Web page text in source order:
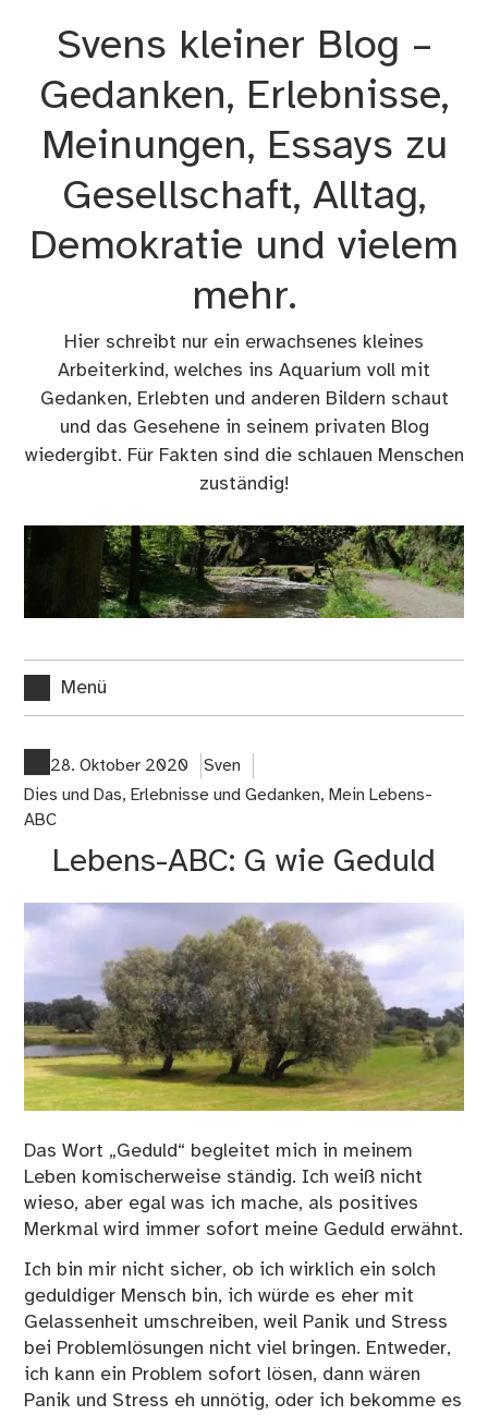
Svens kleiner Blog –
Gedanken, Erlebnisse,
Meinungen, Essays zu
Gesellschaft, Alltag,
Demokratie und vielem
mehr.
Hier schreibt nur ein erwachsenes kleines
Arbeiterkind, welches ins Aquarium voll mit
Gedanken, Erlebten und anderen Bildern schaut
und das Gesehene in seinem privaten Blog
wiedergibt. Für Fakten sind die schlauen Menschen
zuständig!
Menü
28. Oktober 2020
Sven
Dies und Das, Erlebnisse und Gedanken, Mein Lebens-
ABC
Lebens-ABC: G wie Geduld
Das Wort „Geduld“ begleitet mich in meinem
Leben komischerweise ständig. Ich weiß nicht
wieso, aber egal was ich mache, als positives
Merkmal wird immer sofort meine Geduld erwähnt.
Ich bin mir nicht sicher, ob ich wirklich ein solch
geduldiger Mensch bin, ich würde es eher mit
Gelassenheit umschreiben, weil Panik und Stress
bei Problemlösungen nicht viel bringen. Entweder,
ich kann ein Problem sofort lösen, dann wären
Panik und Stress eh unnötig, oder ich bekomme es